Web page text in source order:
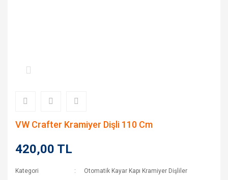
VW Crafter Kramiyer Dişli 110 Cm
420,00 TL
Kategori
Otomatik Kayar Kapı Kramiyer Dişliler